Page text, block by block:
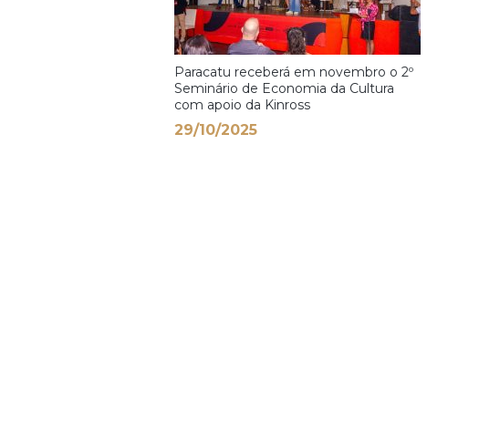
Paracatu receberá em novembro o 2º
Seminário de Economia da Cultura
com apoio da Kinross
29/10/2025